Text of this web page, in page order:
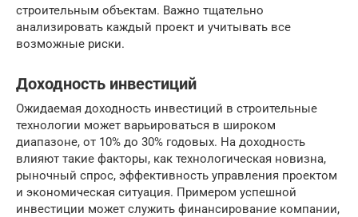
строительным объектам. Важно тщательно
анализировать каждый проект и учитывать все
возможные риски.
Доходность инвестиций
Ожидаемая доходность инвестиций в строительные
технологии может варьироваться в широком
диапазоне, от 10% до 30% годовых. На доходность
влияют такие факторы, как технологическая новизна,
рыночный спрос, эффективность управления проектом
и экономическая ситуация. Примером успешной
инвестиции может служить финансирование компании,